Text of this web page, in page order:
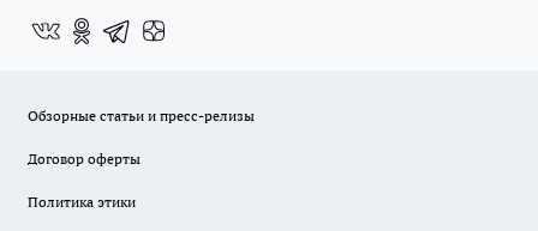
Обзорные статьи и пресс-релизы
Договор оферты
Политика этики